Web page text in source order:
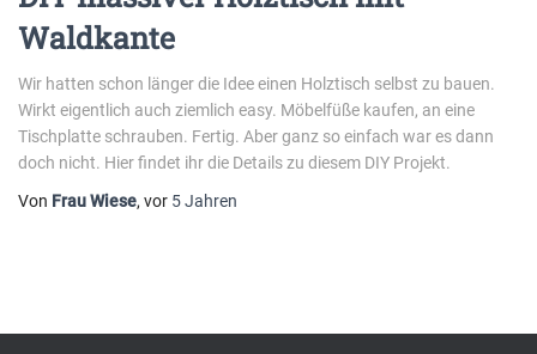
Waldkante
Wir hatten schon länger die Idee einen Holztisch selbst zu bauen.
Wirkt eigentlich auch ziemlich easy. Möbelfüße kaufen, an eine
Tischplatte schrauben. Fertig. Aber ganz so einfach war es dann
doch nicht. Hier findet ihr die Details zu diesem DIY Projekt.
Von Frau Wiese, vor 5 Jahren